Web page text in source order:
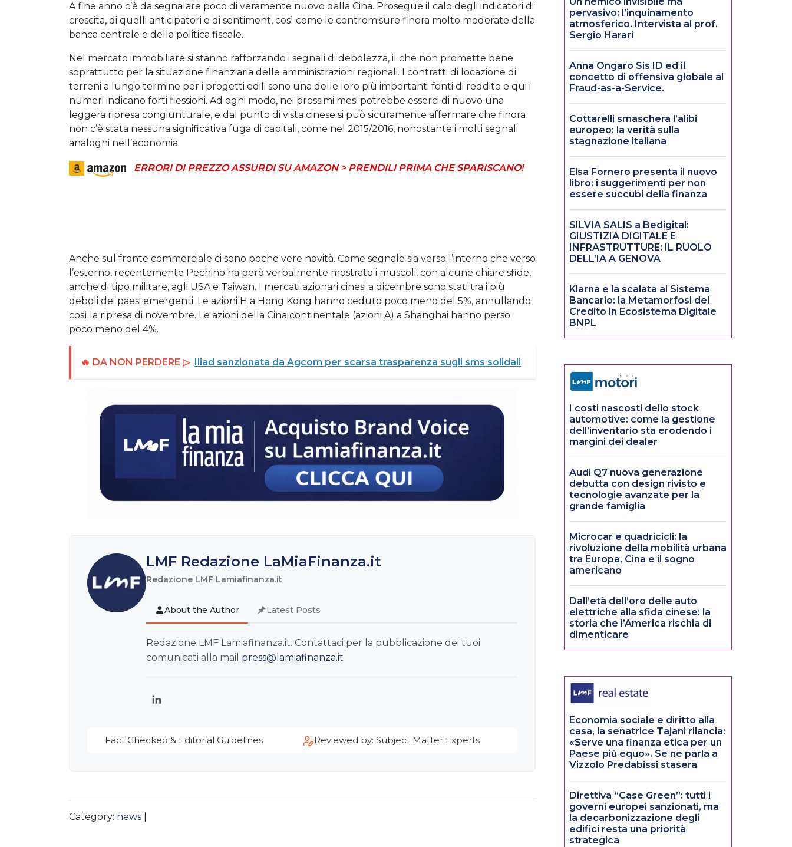
A fine anno c’è da segnalare poco di veramente nuovo dalla Cina. Prosegue il calo degli indicatori di
crescita, di quelli anticipatori e di sentiment, così come le contromisure finora molto moderate della
banca centrale e della politica fiscale.
Nel mercato immobiliare si stanno rafforzando i segnali di debolezza, il che non promette bene
soprattutto per la situazione finanziaria delle amministrazioni regionali. I contratti di locazione di
terreni a lungo termine per i progetti edili sono una delle loro più importanti fonti di reddito e qui i
numeri indicano forti flessioni. Ad ogni modo, nei prossimi mesi potrebbe esserci di nuovo una
leggera ripresa congiunturale, e dal punto di vista cinese si può sicuramente affermare che finora
non c’è stata nessuna significativa fuga di capitali, come nel 2015/2016, nonostante i molti segnali
analoghi nell’economia.
ERRORI DI PREZZO ASSURDI SU AMAZON > PRENDILI PRIMA CHE SPARISCANO!
Anche sul fronte commerciale ci sono poche vere novità. Come segnale sia verso l’interno che verso
l’esterno, recentemente Pechino ha però verbalmente mostrato i muscoli, con alcune chiare sfide,
anche di tipo militare, agli USA e Taiwan. I mercati azionari cinesi a dicembre sono stati tra i più
deboli dei paesi emergenti. Le azioni H a Hong Kong hanno ceduto poco meno del 5%, annullando
così la ripresa di novembre. Le azioni della Cina continentale (azioni A) a Shanghai hanno perso
poco meno del 4%.
🔥 DA NON PERDERE ▷ Iliad sanzionata da Agcom per scarsa trasparenza sugli sms solidali
LMF Redazione LaMiaFinanza.it
Redazione LMF Lamiafinanza.it
About the Author Latest Posts
Redazione LMF Lamiafinanza.it. Contattaci per la pubblicazione dei tuoi
comunicati alla mail press@lamiafinanza.it
LinkedIn
Fact Checked & Editorial Guidelines Reviewed by: Subject Matter Experts
Category: news
pervasivo: l’inquinamento
atmosferico. Intervista al prof.
Sergio Harari
Anna Ongaro Sis ID ed il
concetto di offensiva globale al
Fraud-as-a-Service.
Cottarelli smaschera l’alibi
europeo: la verità sulla
stagnazione italiana
Elsa Fornero presenta il nuovo
libro: i suggerimenti per non
essere succubi della finanza
SILVIA SALIS a Bedigital:
GIUSTIZIA DIGITALE E
INFRASTRUTTURE: IL RUOLO
DELL’IA A GENOVA
Klarna e la scalata al Sistema
Bancario: la Metamorfosi del
Credito in Ecosistema Digitale
BNPL
I costi nascosti dello stock
automotive: come la gestione
dell’inventario sta erodendo i
margini dei dealer
Audi Q7 nuova generazione
debutta con design rivisto e
tecnologie avanzate per la
grande famiglia
Microcar e quadricicli: la
rivoluzione della mobilità urbana
tra Europa, Cina e il sogno
americano
Dall’età dell’oro delle auto
elettriche alla sfida cinese: la
storia che l’America rischia di
dimenticare
Economia sociale e diritto alla
casa, la senatrice Tajani rilancia:
«Serve una finanza etica per un
Paese più equo». Se ne parla a
Vizzolo Predabissi stasera
Direttiva “Case Green”: tutti i
governi europei sanzionati, ma
la decarbonizzazione degli
edifici resta una priorità
strategica